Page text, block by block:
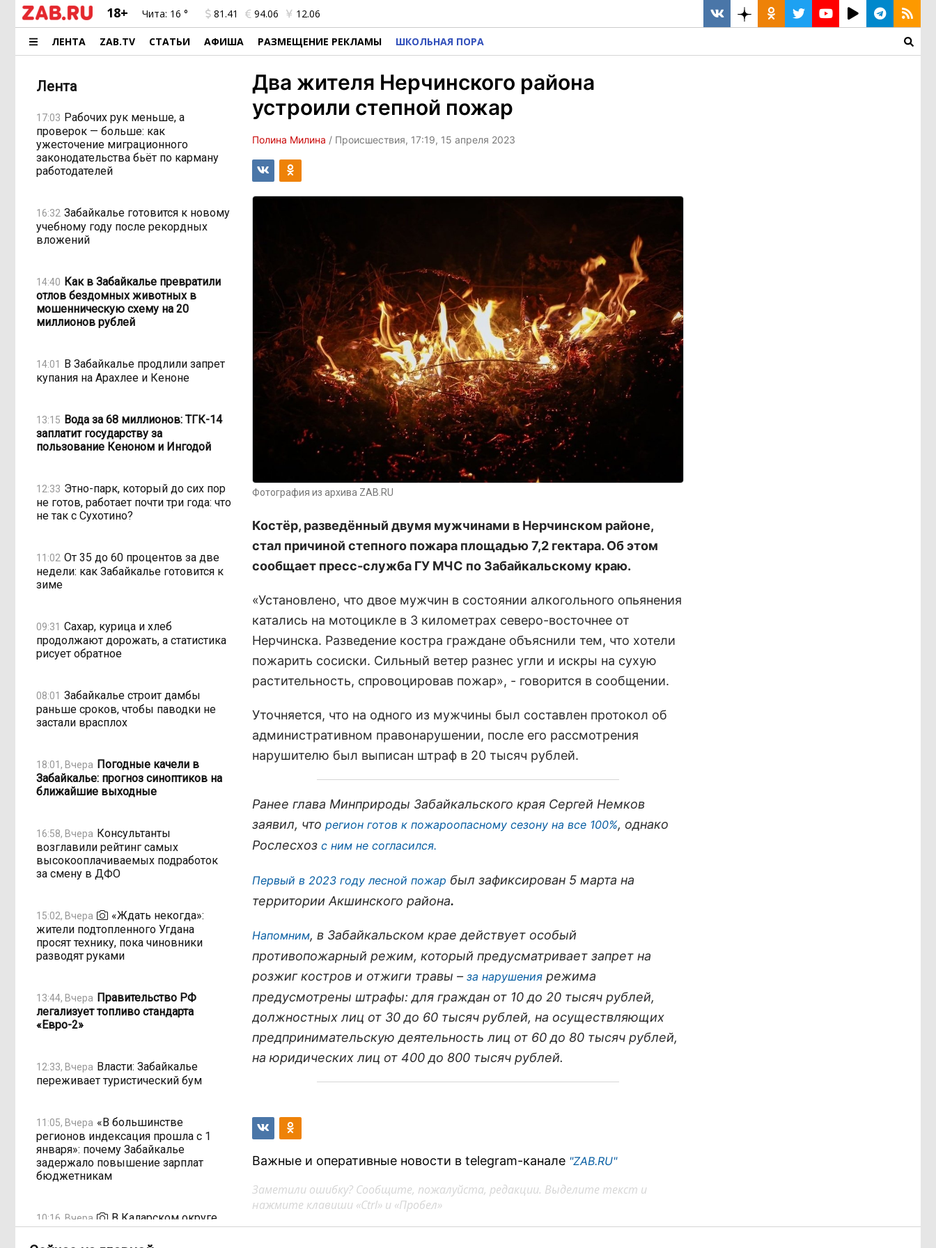
18+ Чита: 16 ° 81.41 94.06 12.06
ЛЕНТА ZAB.TV СТАТЬИ АФИША РАЗМЕЩЕНИЕ РЕКЛАМЫ ШКОЛЬНАЯ ПОРА
Лента
17:03 Рабочих рук меньше, а
проверок — больше: как
ужесточение миграционного
законодательства бьёт по карману
работодателей
16:32 Забайкалье готовится к новому
учебному году после рекордных
вложений
14:40 Как в Забайкалье превратили
отлов бездомных животных в
мошенническую схему на 20
миллионов рублей
14:01 В Забайкалье продлили запрет
купания на Арахлее и Кеноне
13:15 Вода за 68 миллионов: ТГК-14
заплатит государству за
пользование Кеноном и Ингодой
12:33 Этно-парк, который до сих пор
не готов, работает почти три года: что
не так с Сухотино?
11:02 От 35 до 60 процентов за две
недели: как Забайкалье готовится к
зиме
09:31 Сахар, курица и хлеб
продолжают дорожать, а статистика
рисует обратное
08:01 Забайкалье строит дамбы
раньше сроков, чтобы паводки не
застали врасплох
18:01, Вчера Погодные качели в
Забайкалье: прогноз синоптиков на
ближайшие выходные
16:58, Вчера Консультанты
возглавили рейтинг самых
высокооплачиваемых подработок
за смену в ДФО
15:02, Вчера
«Ждать некогда»:
жители подтопленного Угдана
просят технику, пока чиновники
разводят руками
13:44, Вчера Правительство РФ
легализует топливо стандарта
«Евро-2»
12:33, Вчера Власти: Забайкалье
переживает туристический бум
11:05, Вчера «В большинстве
регионов индексация прошла с 1
января»: почему Забайкалье
задержало повышение зарплат
бюджетникам
10:16, Вчера
В Каларском округе
подрядчик и чиновник попали под
уголовные дела
Два жителя Нерчинского района
устроили степной пожар
Полина Милина / Происшествия, 17:19, 15 апреля 2023
Фотография из архива ZAB.RU
Костёр, разведённый двумя мужчинами в Нерчинском районе,
стал причиной степного пожара площадью 7,2 гектара. Об этом
сообщает пресс-служба ГУ МЧС по Забайкальскому краю.
«Установлено, что двое мужчин в состоянии алкогольного опьянения
катались на мотоцикле в 3 километрах северо-восточнее от
Нерчинска. Разведение костра граждане объяснили тем, что хотели
пожарить сосиски. Сильный ветер разнес угли и искры на сухую
растительность, спровоцировав пожар», - говорится в сообщении.
Уточняется, что на одного из мужчины был составлен протокол об
административном правонарушении, после его рассмотрения
нарушителю был выписан штраф в 20 тысяч рублей.
Ранее глава Минприроды Забайкальского края Сергей Немков
заявил, что регион готов к пожароопасному сезону на все 100%, однако
Рослесхоз с ним не согласился.
Первый в 2023 году лесной пожар был зафиксирован 5 марта на
территории Акшинского района.
Напомним, в Забайкальском крае действует особый
противопожарный режим, который предусматривает запрет на
розжиг костров и отжиги травы – за нарушения режима
предусмотрены штрафы: для граждан от 10 до 20 тысяч рублей,
должностных лиц от 30 до 60 тысяч рублей, на осуществляющих
предпринимательскую деятельность лиц от 60 до 80 тысяч рублей,
на юридических лиц от 400 до 800 тысяч рублей.
Важные и оперативные новости в telegram-канале "ZAB.RU"
Заметили ошибку? Сообщите, пожалуйста, редакции. Выделите текст и
нажмите клавиши «Ctrl» и «Пробел»